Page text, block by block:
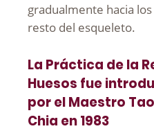
gradualmente hacia
resto del esqueleto.
La Práctica de la
Huesos fue
por el Maestro
Chia en 1983